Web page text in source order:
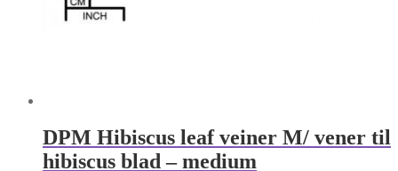
DPM Hibiscus leaf veiner M/ vener til
hibiscus blad – medium